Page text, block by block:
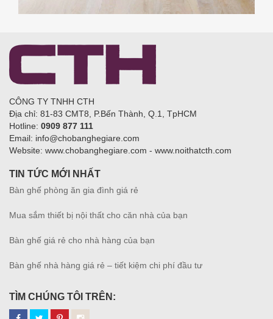
CÔNG TY TNHH CTH
Địa chỉ: 81-83 CMT8, P.Bến Thành, Q.1, TpHCM
Hotline: 0909 877 111
Email: info@chobanghegiare.com
Website: www.chobanghegiare.com - www.noithatcth.com
TIN TỨC MỚI NHẤT
Bàn ghế phòng ăn gia đình giá rẻ
Mua sắm thiết bị nội thất cho căn nhà của bạn
Bàn ghế giá rẻ cho nhà hàng của bạn
Bàn ghế nhà hàng giá rẻ – tiết kiệm chi phí đầu tư
TÌM CHÚNG TÔI TRÊN: